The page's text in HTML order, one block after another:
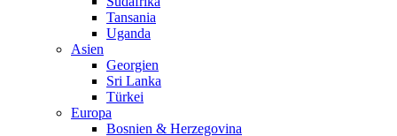
Tansania
Uganda
Asien
Georgien
Sri Lanka
Türkei
Europa
Bosnien & Herzegovina